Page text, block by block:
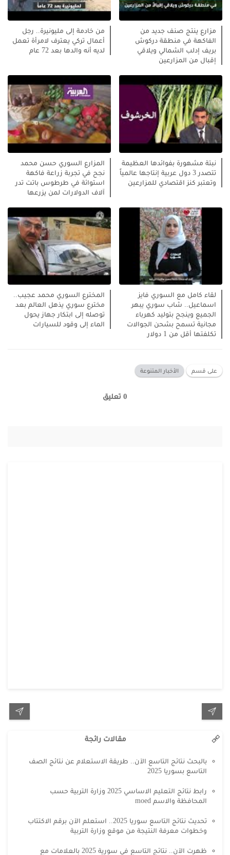
مزارع ينتج صنف جديد من
الفاكهة في منطقة دركوش
بريف إدلب الشمالي ويلاقي
إقبال من المزارعين
من خادمة إلى مليونيرة.. رجل
أعمال تركي يعترف لامرأة تعمل
لديه أنه والدها بعد 72 عام
نبتة مشهورة بفوائدها العظيمة
تتصدر 3 دول عربية إنتاجها عالمياً
وتعتبر كنز اقتصادي للمزارعين
المزارع السوري حسن محمد
نجح في تجربة زراعة فاكهة
استوائة في طرطوس باتت تدر
آلاف الدولارات لمن يزرعها
لقاء كامل مع السوري فايز
اسماعيل.. شاب سوري يبهر
الجميع وينجح بتوليد كهرباء
مجانية تسمح بشحن الجوالات
تكلفتها أقل من 1 دولار
المخترع السوري محمد عجيب..
مخترع سوري يذهل العالم بعد
توصله إلى ابتكار جهاز يحول
الماء إلى وقود للسيارات
على قسم الأخبار المتنوعة
0 تعليق
مقالات رائجة
بالبحث نتائج التاسع الآن.. طريقة الاستعلام عن نتائج الصف
التاسع بسوريا 2025
رابط نتائج التعليم الاساسي 2025 وزارة التربية حسب
المحافظة والاسم moed
تحديث نتائج التاسع سوريا 2025.. استعلم الآن برقم الاكتتاب
وخطوات معرفة النتيجة من موقع وزارة التربية
ظهرت الآن.. نتائج التاسع في سورية 2025 بالعلامات مع